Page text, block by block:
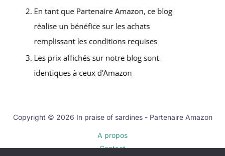
Copyright © 2026 In praise of sardines - Partenaire Amazon
A propos
Contact